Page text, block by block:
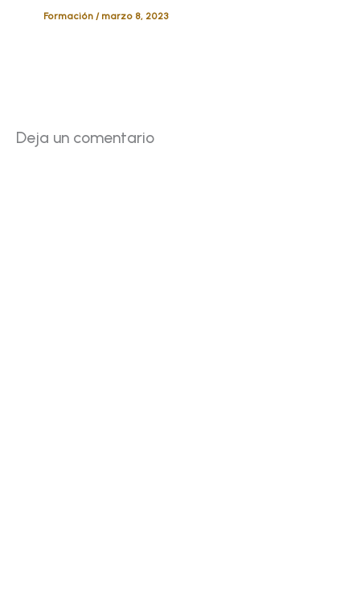
Formación / marzo 8, 2023
Deja un comentario